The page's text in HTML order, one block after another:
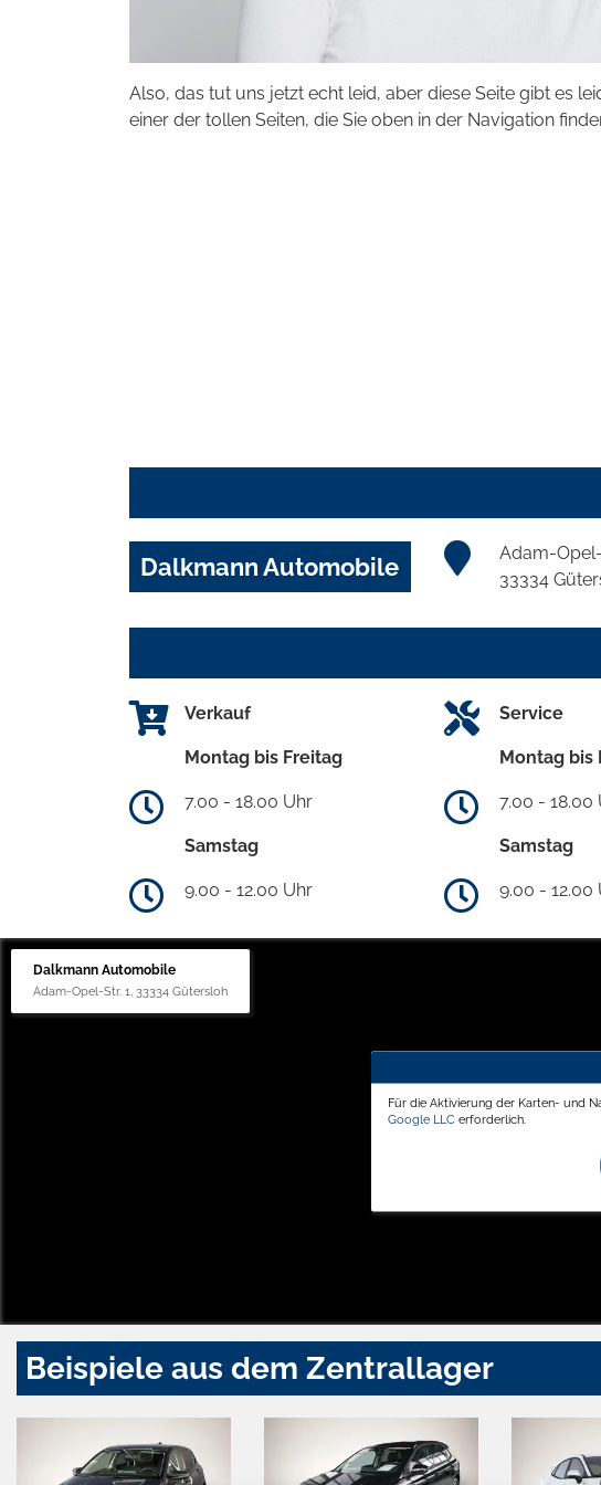
Also, das tut uns jetzt echt leid, aber diese Seite gibt es
einer der tollen Seiten, die Sie oben in der Navigation
Dalkmann Automobile
Adam-Opel-
33334
Verkauf
Montag bis Freitag
7.00 - 18.00 Uhr
Samstag
9.00 - 12.00 Uhr
Service
Montag bis
7.00 - 18.00
Samstag
9.00 - 12.00
Dalkmann Automobile
Adam-Opel-Str. 1, 33334 Gütersloh
Für die Aktivierung der Karten- und
Google LLC erforderlich.
Beispiele aus dem Zentrallager